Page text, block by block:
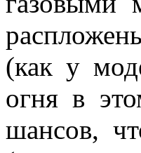
(как у
огня в
шансов,